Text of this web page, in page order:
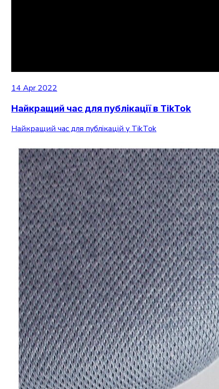
14 Apr 2022
Найкращий час для публікації в TikTok
Найкращий час для публікацій у TikTok